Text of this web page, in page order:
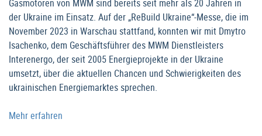
Gasmotoren von MWM sind bereits seit mehr als 20 Jahren in
der Ukraine im Einsatz. Auf der „ReBuild Ukraine“-Messe, die im
November 2023 in Warschau stattfand, konnten wir mit Dmytro
Isachenko, dem Geschäftsführer des MWM Dienstleisters
Interenergo, der seit 2005 Energieprojekte in der Ukraine
umsetzt, über die aktuellen Chancen und Schwierigkeiten des
ukrainischen Energiemarktes sprechen.
Mehr erfahren